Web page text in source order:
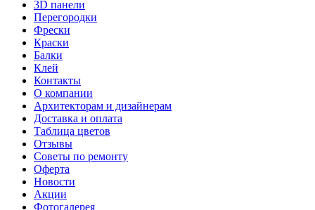
3D панели
Перегородки
Фрески
Краски
Балки
Клей
Контакты
О компании
Архитекторам и дизайнерам
Доставка и оплата
Таблица цветов
Отзывы
Советы по ремонту
Оферта
Новости
Акции
Фотогалерея